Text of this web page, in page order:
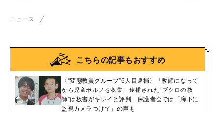
ニュース
こちらの記事もおすすめ
〈“変態教員グループ”6人目逮捕〉「教師になって
から児童ポルノを収集」逮捕された“ブクロの教
師”は板書がキレイと評判…保護者会では「廊下に
監視カメラつけて」の声も